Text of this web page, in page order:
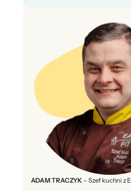
ADAM TRACZYK– Szef kuchni z